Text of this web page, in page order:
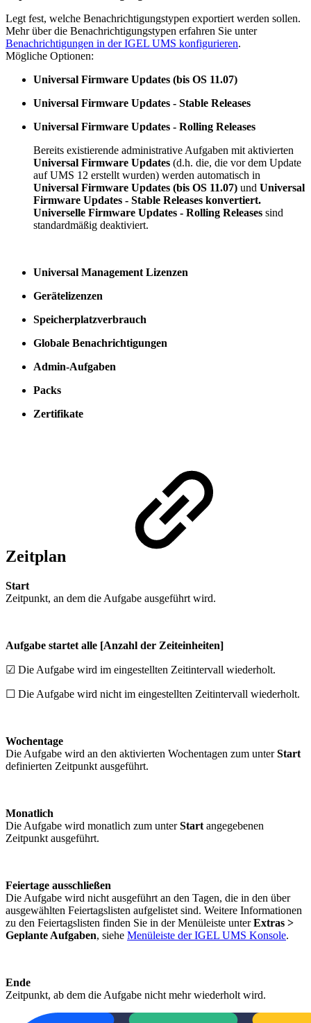
Legt fest, welche Benachrichtigungstypen exportiert werden sollen.
Mehr über die Benachrichtigungstypen erfahren Sie unter
Benachrichtigungen in der IGEL UMS konfigurieren.
Mögliche Optionen:
Universal Firmware Updates (bis OS 11.07)
Universal Firmware Updates - Stable Releases
Universal Firmware Updates - Rolling Releases
Bereits existierende administrative Aufgaben mit aktivierten
Universal Firmware Updates (d.h. die, die vor dem Update
auf UMS 12 erstellt wurden) werden automatisch in
Universal Firmware Updates (bis OS 11.07) und Universal
Firmware Updates - Stable Releases konvertiert.
Universelle Firmware Updates - Rolling Releases sind
standardmäßig deaktiviert.
Universal Management Lizenzen
Gerätelizenzen
Speicherplatzverbrauch
Globale Benachrichtigungen
Admin-Aufgaben
Packs
Zertifikate
Zeitplan
Start
Zeitpunkt, an dem die Aufgabe ausgeführt wird.
Aufgabe startet alle [Anzahl der Zeiteinheiten]
☑ Die Aufgabe wird im eingestellten Zeitintervall wiederholt.
☐ Die Aufgabe wird nicht im eingestellten Zeitintervall wiederholt.
Wochentage
Die Aufgabe wird an den aktivierten Wochentagen zum unterStart
definierten Zeitpunkt ausgeführt.
Monatlich
Die Aufgabe wird monatlich zum unterStart angegebenen
Zeitpunkt ausgeführt.
Feiertage ausschließen
Die Aufgabe wird nicht ausgeführt an den Tagen, die in den über
ausgewählten Feiertagslisten aufgelistet sind. Weitere Informationen
zu den Feiertagslisten finden Sie in der Menüleiste unterExtras >
Geplante Aufgaben, siehe Menüleiste der IGEL UMS Konsole.
Ende
Zeitpunkt, ab dem die Aufgabe nicht mehr wiederholt wird.